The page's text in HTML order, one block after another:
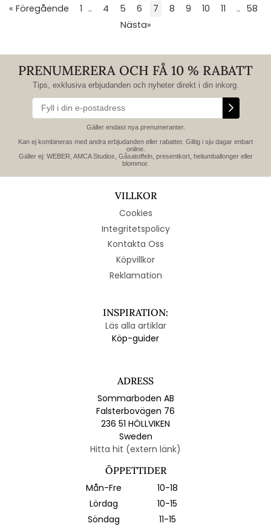
« Föregående 1 .. 4 5 6 7 8 9 10 11 .. 58
Nästa»
PRENUMERERA OCH FÅ 10 % RABATT
Tips, exklusiva erbjudanden och nyheter direkt i din inkorg.
Gäller endast nya prenumeranter.
Kan ej kombineras med andra erbjudanden eller rabatter. Giltig i sju dagar enbart
online.
Gäller ej: WEBER, AMCA Studios, Gåsatoffeln, presentkort, heliumballonger eller
blommor.
VILLKOR
Cookies
Integritetspolicy
Kontakta Oss
Köpvillkor
Reklamation
INSPIRATION:
Läs alla artiklar
Köp-guider
ADRESS
Sommarboden AB
Falsterbovägen 76
236 51 HÖLLVIKEN
Sweden
Hitta hit (extern länk)
ÖPPETTIDER
Mån-Fre
10-18
Lördag
10-15
Söndag
11-15